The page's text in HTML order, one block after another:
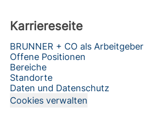
Karriereseite
BRUNNER + CO als Arbeitgeber
Offene Positionen
Bereiche
Standorte
Daten und Datenschutz
Cookies verwalten